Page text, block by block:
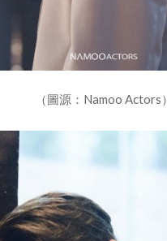
（圖源：Namoo Actors）